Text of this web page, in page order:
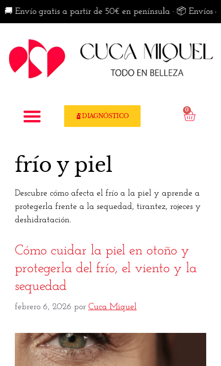
Envío gratis a partir de 50€ en península · 📦 Envíos
DIAGNÓSTICO
0
frío y piel
Descubre cómo afecta el frío a la piel y aprende a
protegerla frente a la sequedad, tirantez, rojeces y
deshidratación.
Cómo cuidar la piel en otoño y
protegerla del frío, el viento y la
sequedad
febrero 6, 2026 por Cuca Miquel